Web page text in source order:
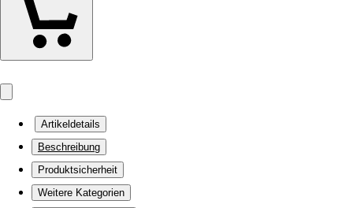
Artikeldetails
Beschreibung
Produktsicherheit
Weitere Kategorien